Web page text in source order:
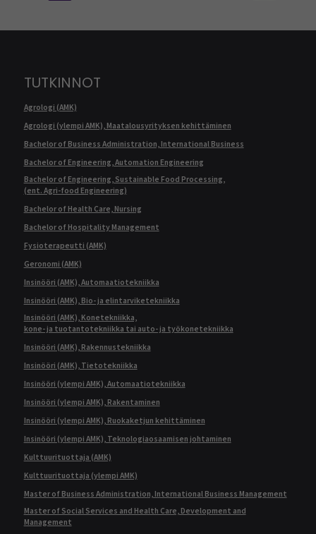
TUTKINNOT
Agrologi (AMK)
Agrologi (ylempi AMK), Maatalousyrityksen kehittäminen
Bachelor of Business Administration, International Business
Bachelor of Engineering, Automation Engineering
Bachelor of Engineering, Sustainable Food Processing,
(ent. Agri-food Engineering)
Bachelor of Health Care, Nursing
Bachelor of Hospitality Management
Fysioterapeutti (AMK)
Geronomi (AMK)
Insinööri (AMK), Automaatiotekniikka
Insinööri (AMK), Bio- ja elintarviketekniikka
Insinööri (AMK), Konetekniikka,
kone- ja tuotantotekniikka tai auto- ja työkonetekniikka
Insinööri (AMK), Rakennustekniikka
Insinööri (AMK), Tietotekniikka
Insinööri (ylempi AMK), Automaatiotekniikka
Insinööri (ylempi AMK), Rakentaminen
Insinööri (ylempi AMK), Ruokaketjun kehittäminen
Insinööri (ylempi AMK), Teknologiaosaamisen johtaminen
Kulttuurituottaja (AMK)
Kulttuurituottaja (ylempi AMK)
Master of Business Administration, International Business Management
Master of Social Services and Health Care, Development and
Management